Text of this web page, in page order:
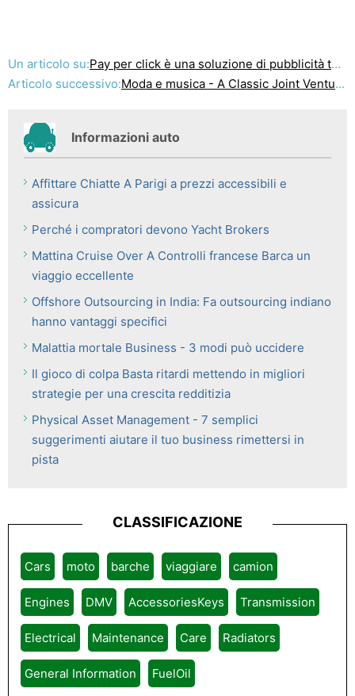
Un articolo su:Pay per click è una soluzione di pubblicità temporanea
Articolo successivo:Moda e musica - A Classic Joint Venture Business
Informazioni auto
Affittare Chiatte A Parigi a prezzi accessibili e
assicura
Perché i compratori devono Yacht Brokers
Mattina Cruise Over A Controlli francese Barca un
viaggio eccellente
Offshore Outsourcing in India: Fa outsourcing indiano
hanno vantaggi specifici
Malattia mortale Business - 3 modi può uccidere
Il gioco di colpa Basta ritardi mettendo in migliori
strategie per una crescita redditizia
Physical Asset Management - 7 semplici
suggerimenti aiutare il tuo business rimettersi in
pista
CLASSIFICAZIONE
Cars moto barche viaggiare camion
Engines DMV AccessoriesKeys Transmission
Electrical Maintenance Care Radiators
General Information FuelOil